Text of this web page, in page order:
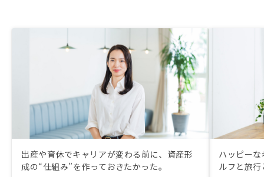
出産や育休でキャリアが変わる前に、資産形
成の“仕組み”を作っておきたかった。
ハッピー
ルフと旅